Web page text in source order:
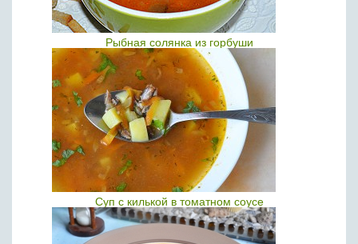
Рыбная солянка из горбуши
Суп с килькой в томатном соусе